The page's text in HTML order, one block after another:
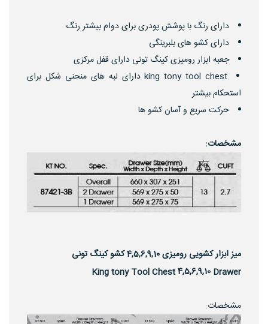
دارای رنگ با پوشش پودری برای دوام بیشتر رنگ
دارای کشو های بلبرینگی
جعبه ابزار رومیزی کینگ تونی دارای قفل مرکزی
king tony tool chest دارای لبه های منحنی شکل برای
استحکام بیشتر
حرکت سریع و آسان کشو ها
مشخصات:
میز ابزار کشویی رومیزی 4,5,6,9,10 کشو کینگ تونی
King tony Tool Chest4,5,6,9,10 Drawer
مشخصات: